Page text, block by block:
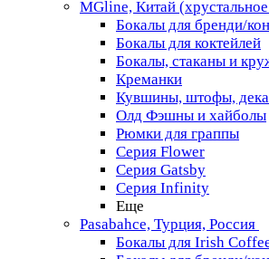
MGline, Китай (хрустальное
Бокалы для бренди/
Бокалы для коктейлей
Бокалы, стаканы и
Креманки
Кувшины, штофы,
Олд Фэшны и хайболы
Рюмки для граппы
Серия Flower
Серия Gatsby
Серия Infinity
Еще
Pasabahce, Турция, Россия
Бокалы для Irish